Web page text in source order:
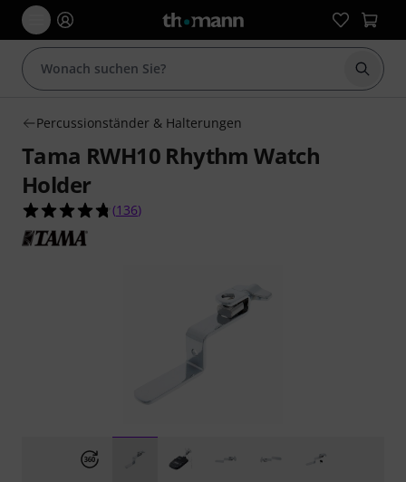
Suche
Percussionständer & Halterungen
Tama RWH10 Rhythm Watch
Holder
4.8 von 5 Sternen aus 136 Kundenbewertungen
(136)